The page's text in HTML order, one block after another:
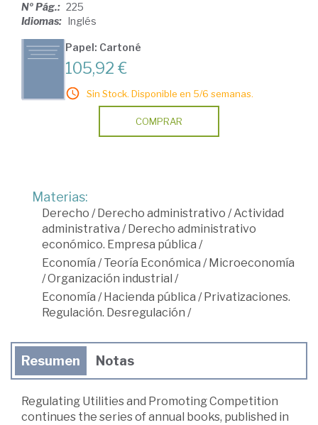
Nº Pág.: 225
Idiomas:
Inglés
Papel: Cartoné
105,92 €
Sin Stock. Disponible en 5/6 semanas.
COMPRAR
Materias:
Derecho / Derecho administrativo /Actividad
administrativa / Derecho administrativo
económico. Empresa pública /
Economía /Teoría Económica / Microeconomía
/Organización industrial /
Economía / Hacienda pública / Privatizaciones.
Regulación. Desregulación /
Resumen Notas
Regulating Utilities and Promoting Competition
continues the series of annual books, published in